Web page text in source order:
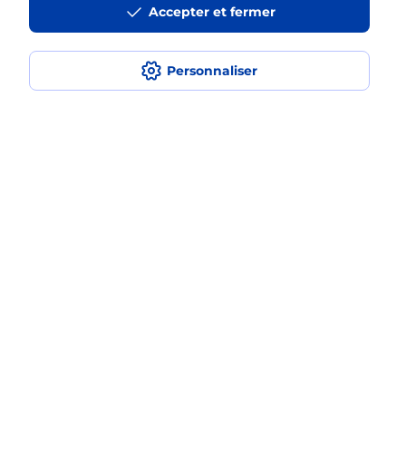
Personnaliser
Accepter et fermer
Quel est le prix d’une photocopie ?